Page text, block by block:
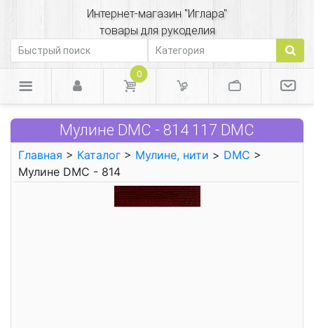
Интернет-магазин "Иглара"
товары для рукоделия
0
Мулине DMC - 814 117 DMC
Главная > Каталог > Мулине, нити > DMC >
Мулине DMC - 814